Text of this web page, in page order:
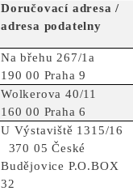
Doručovací adresa /
adresa podatelny
Na břehu 267/1a
190 00 Praha 9
Wolkerova 40/11
160 00 Praha 6
U Výstaviště 1315/
370 05 České
Budějovice P.O.BOX
32